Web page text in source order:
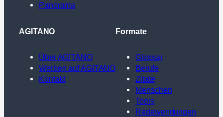
Panorama
AGITANO
Über AGITANO
Werben auf AGITANO
Kontakt
Formate
Glossar
Berufe
Zitate
Menschen
Tools
Redewendungen